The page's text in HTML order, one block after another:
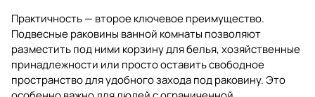
Практичность — второе ключевое преимущество.
Подвесные раковины ванной комнаты позволяют
разместить под ними корзину для белья, хозяйственные
принадлежности или просто оставить свободное
пространство для удобного захода под раковину. Это